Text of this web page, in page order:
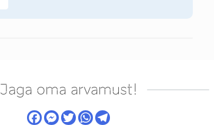
Jaga oma arvamust!